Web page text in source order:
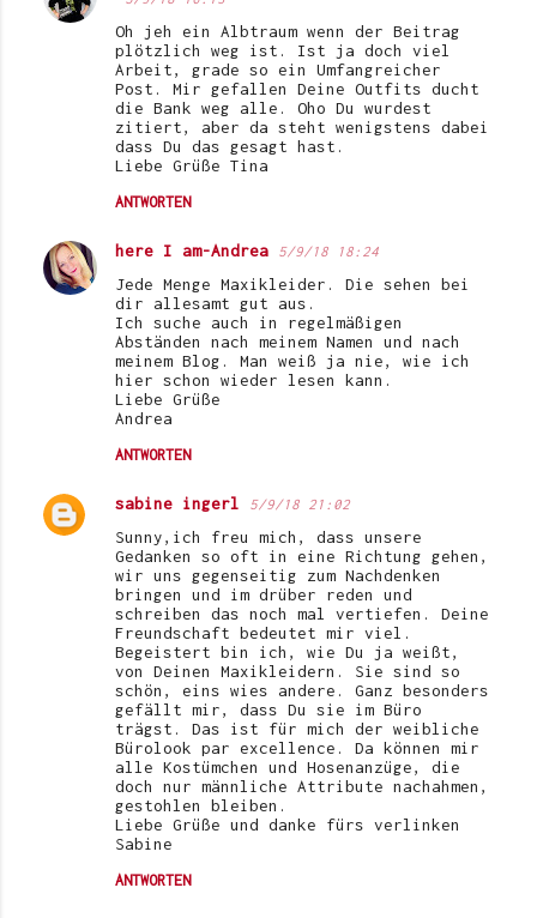
Oh jeh ein Albtraum wenn der Beitrag
plötzlich weg ist. Ist ja doch viel
Arbeit, grade so ein Umfangreicher
Post. Mir gefallen Deine Outfits ducht
die Bank weg alle. Oho Du wurdest
zitiert, aber da steht wenigstens dabei
dass Du das gesagt hast.
Liebe Grüße Tina
ANTWORTEN
here I am-Andrea 5/9/18 18:24
Jede Menge Maxikleider. Die sehen bei
dir allesamt gut aus.
Ich suche auch in regelmäßigen
Abständen nach meinem Namen und nach
meinem Blog. Man weiß ja nie, wie ich
hier schon wieder lesen kann.
Liebe Grüße
Andrea
ANTWORTEN
sabine ingerl 5/9/18 21:02
Sunny,ich freu mich, dass unsere
Gedanken so oft in eine Richtung gehen,
wir uns gegenseitig zum Nachdenken
bringen und im drüber reden und
schreiben das noch mal vertiefen. Deine
Freundschaft bedeutet mir viel.
Begeistert bin ich, wie Du ja weißt,
von Deinen Maxikleidern. Sie sind so
schön, eins wies andere. Ganz besonders
gefällt mir, dass Du sie im Büro
trägst. Das ist für mich der weibliche
Bürolook par excellence. Da können mir
alle Kostümchen und Hosenanzüge, die
doch nur männliche Attribute nachahmen,
gestohlen bleiben.
Liebe Grüße und danke fürs verlinken
Sabine
ANTWORTEN